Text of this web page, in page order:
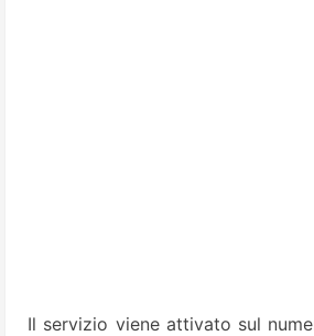
Il servizio viene attivato sul